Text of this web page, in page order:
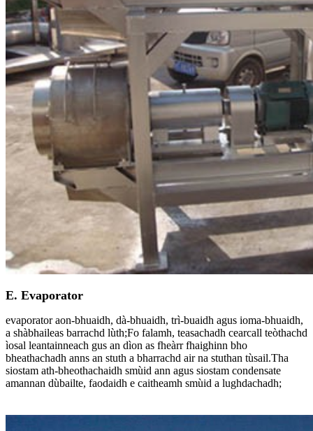
E. Evaporator
evaporator aon-bhuaidh, dà-bhuaidh, trì-buaidh agus ioma-bhuaidh,
a shàbhaileas barrachd lùth;Fo falamh, teasachadh cearcall teòthachd
ìosal leantainneach gus an dìon as fheàrr fhaighinn bho
bheathachadh anns an stuth a bharrachd air na stuthan tùsail.Tha
siostam ath-bheothachaidh smùid ann agus siostam condensate
amannan dùbailte, faodaidh e caitheamh smùid a lughdachadh;